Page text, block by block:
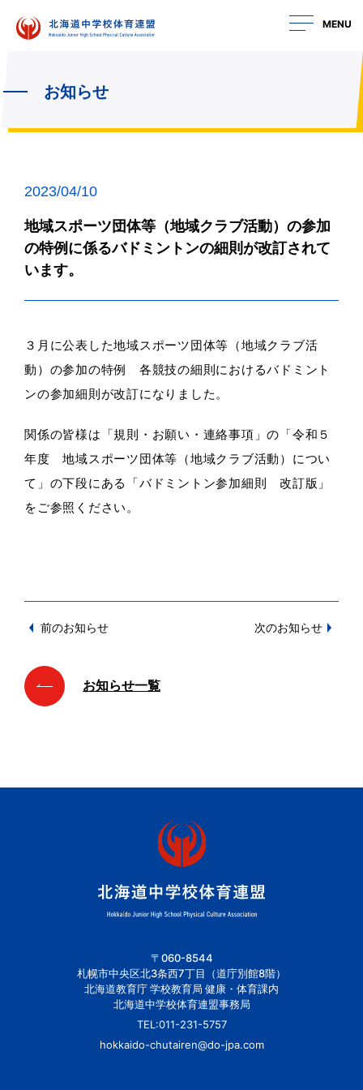
MENU
お知らせ
2023/04/10
地域スポーツ団体等（地域クラブ活動）の参加
の特例に係るバドミントンの細則が改訂されて
います。
３月に公表した地域スポーツ団体等（地域クラブ活
動）の参加の特例 各競技の細則におけるバドミント
ンの参加細則が改訂になりました。
関係の皆様は「規則・お願い・連絡事項」の「令和５
年度 地域スポーツ団体等（地域クラブ活動）につい
て」の下段にある「バドミントン参加細則 改訂版」
をご参照ください。
前のお知らせ 次のお知らせ
お知らせ一覧
〒060-8544
札幌市中央区北3条西7丁目（道庁別館8階）
北海道教育庁 学校教育局 健康・体育課内
北海道中学校体育連盟事務局
TEL:011-231-5757
hokkaido-chutairen@do-jpa.com